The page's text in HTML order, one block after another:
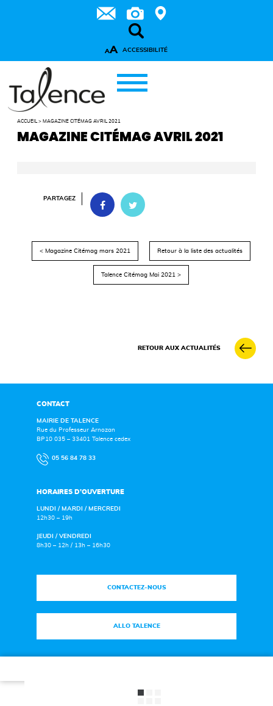
AA ACCESSIBILITÉ
ACCUEIL > MAGAZINE CITÉMAG AVRIL 2021
MAGAZINE CITÉMAG AVRIL 2021
PARTAGEZ
< Magazine Citémag mars 2021 Retour à la liste des actualités
Talence Citémag Mai 2021 >
RETOUR AUX ACTUALITÉS
CONTACT
MAIRIE DE TALENCE
Rue du Professeur Arnozan
BP10 035 – 33401 Talence cedex
05 56 84 78 33
HORAIRES D’OUVERTURE
LUNDI / MARDI / MERCREDI
12h30 – 19h
JEUDI / VENDREDI
8h30 – 12h / 13h – 16h30
CONTACTEZ-NOUS
ALLO TALENCE